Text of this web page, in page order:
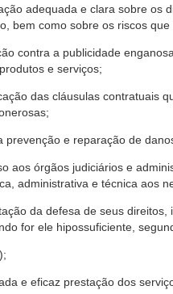
adequada e clara sobre os
bem como sobre os riscos
contra a publicidade
e serviços;
das cláusulas contratuais
prevenção e reparação de
aos órgãos judiciários e
administrativa e técnica aos
da defesa de seus
for ele hipossuficiente,
e eficaz prestação dos